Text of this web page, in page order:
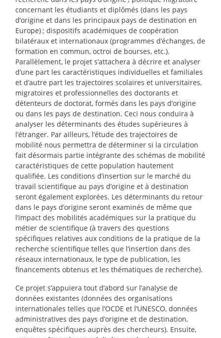
concernant les étudiants et diplômés (dans les pays
d’origine et dans les principaux pays de destination en
Europe); dispositifs académiques de coopération
bilatéraux et internationaux (programmes d’échanges, de
formation en commun, octroi de bourses, etc.).
Parallèlement, le projet s’attachera à décrire et analyser
d’une part les caractéristiques individuelles et familiales
et d’autre part les trajectoires scolaires et universitaires,
migratoires et professionnelles des doctorants et
détenteurs de doctorat, formés dans les pays d’origine
ou dans les pays de destination. Ceci nous conduira à
analyser les déterminants des études supérieures à
l’étranger. Par ailleurs, l’étude des trajectoires de
mobilité nous permettra de déterminer si la circulation
fait désormais partie intégrante des schémas de mobilité
caractéristiques de cette population hautement
qualifiée. Les conditions d’insertion sur le marché du
travail scientifique au pays d’origine et à destination
seront également explorées. Les déterminants du retour
dans le pays d’origine seront examinés de même que
l’impact des mobilités académiques sur la pratique du
métier de scientifique (à travers des questions
spécifiques relatives aux conditions de la pratique de la
recherche scientifique telles que l’insertion dans des
réseaux internationaux, le type de publication, les
financements obtenus et les thématiques de recherche).
Ce projet s’appuiera tout d’abord sur l’analyse de
données existantes (données des organisations
internationales telles que l’OCDE et l’UNESCO, données
administratives des pays d’origine et de destination,
enquêtes spécifiques auprès des chercheurs). Ensuite,